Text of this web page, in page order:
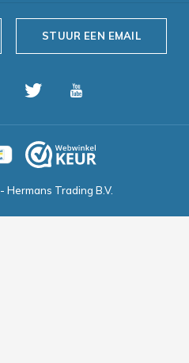
STUUR EEN EMAIL
- Hermans Trading B.V.